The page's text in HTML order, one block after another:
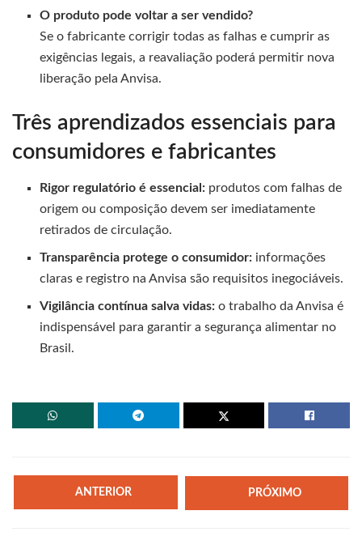
O produto pode voltar a ser vendido?
Se o fabricante corrigir todas as falhas e cumprir as
exigências legais, a reavaliação poderá permitir nova
liberação pela Anvisa.
Três aprendizados essenciais para
consumidores e fabricantes
Rigor regulatório é essencial: produtos com falhas de
origem ou composição devem ser imediatamente
retirados de circulação.
Transparência protege o consumidor: informações
claras e registro na Anvisa são requisitos inegociáveis.
Vigilância contínua salva vidas: o trabalho da Anvisa é
indispensável para garantir a segurança alimentar no
Brasil.
ANTERIOR PRÓXIMO